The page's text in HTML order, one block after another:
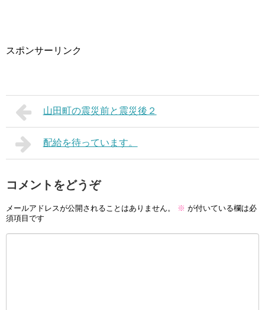
スポンサーリンク
山田町の震災前と震災後２
配給を待っています。
コメントをどうぞ
メールアドレスが公開されることはありません。 ※ が付いている欄は必
須項目です